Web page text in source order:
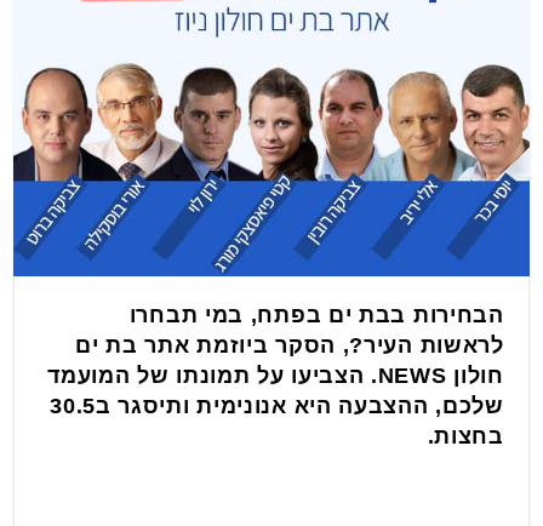
הבחירות בבת ים בפתח, במי תבחרו
לראשות העיר?, הסקר ביוזמת אתר בת ים
חולון NEWS. הצביעו על תמונתו של המועמד
שלכם, ההצבעה היא אנונימית ותיסגר ב30.5
בחצות.